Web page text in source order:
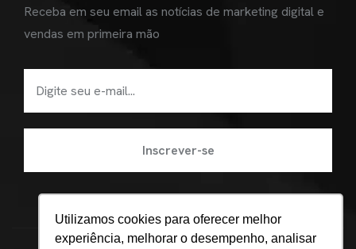
Utilizamos cookies para oferecer melhor
experiência, melhorar o desempenho, analisar
Receba em seu email as notícias de marketing digital e
vendas em primeira mão